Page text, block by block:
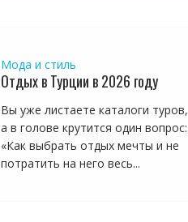
Мода и стиль
Отдых в Турции в 2026 году
Вы уже листаете каталоги туров,
а в голове крутится один вопрос:
«Как выбрать отдых мечты и не
потратить на него весь...